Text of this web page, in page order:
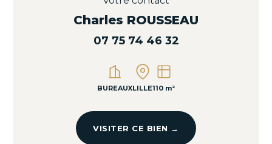
Charles ROUSSEAU
07 75 74 46 32
BUREAUXLILLE110 m²
VISITER CE BIEN →